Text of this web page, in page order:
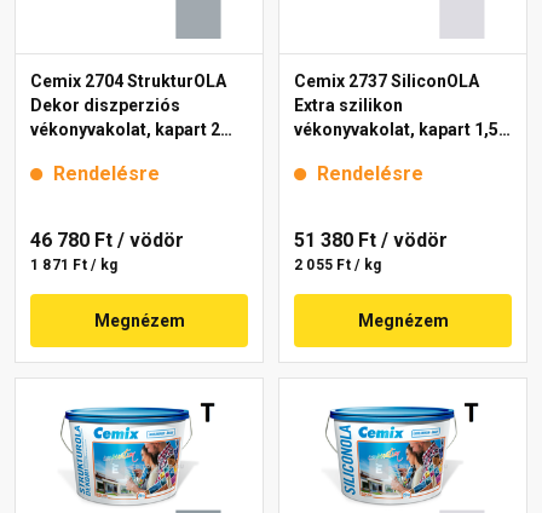
Cemix 2704 StrukturOLA
Dekor diszperziós
vékonyvakolat, kapart 2
Rendelésre
46 780 Ft / vödör
1 871 Ft / kg
Megnézem
Cemix 2737 SiliconOLA
Extra szilikon
vékonyvakolat, kapart 1,5
Rendelésre
51 380 Ft / vödör
2 055 Ft / kg
Megnézem